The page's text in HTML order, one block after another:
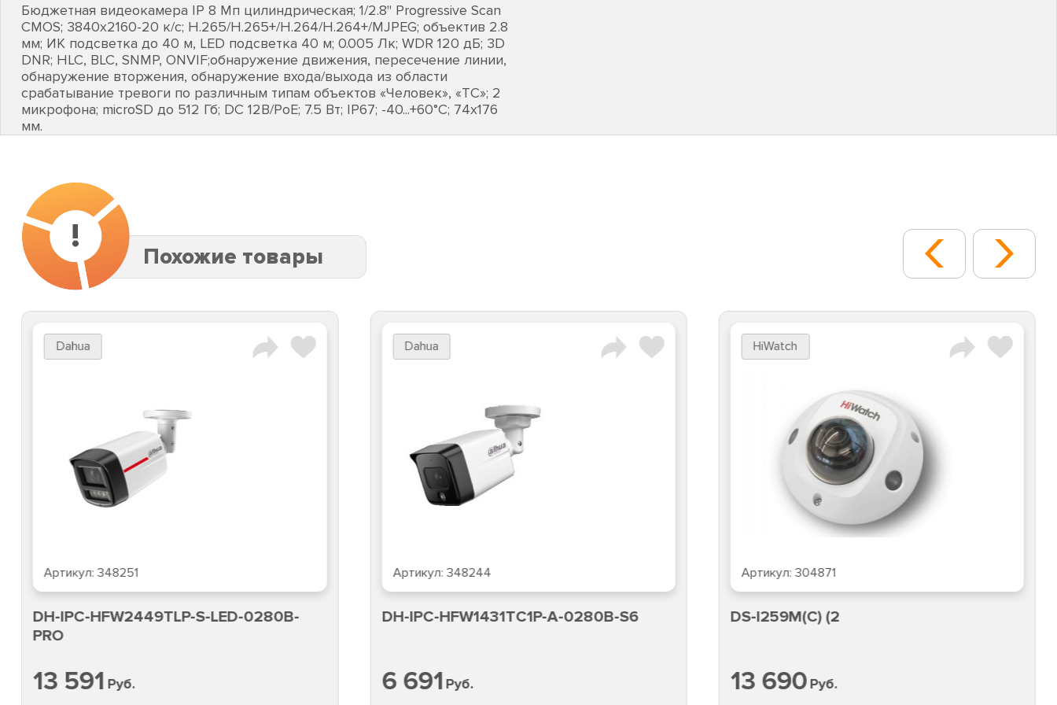
Бюджетная видеокамера IP 8 Мп цилиндрическая; 1/2.8" Progressive Scan
CMOS; 3840х2160-20 к/с; H.265/H.265+/H.264/H.264+/MJPEG; объектив 2.8
мм; ИК подсветка до 40 м, LED подсветка 40 м; 0.005 Лк; WDR 120 дБ; 3D
DNR; HLC, BLC, SNMP, ONVIF;обнаружение движения, пересечение линии,
обнаружение вторжения, обнаружение входа/выхода из области
срабатывание тревоги по различным типам объектов «Человек», «ТС»; 2
микрофона; microSD до 512 Гб; DC 12В/PoE; 7.5 Вт; IP67; -40...+60°C; 74х176
мм.
!
Похожие товары
Dahua
Артикул:348251
DH-IPC-HFW2449TLP-S-LED-0280B-
PRO
13 591 Руб.
Dahua
Артикул:348244
DH-IPC-HFW1431TC1P-A-0280B-S6
6 691Руб.
HiWatch
Артикул:304871
DS-I259M(C) (2
13 690Руб.